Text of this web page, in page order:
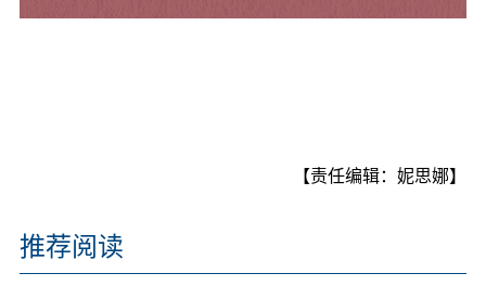
【责任编辑：妮思娜】
推荐阅读